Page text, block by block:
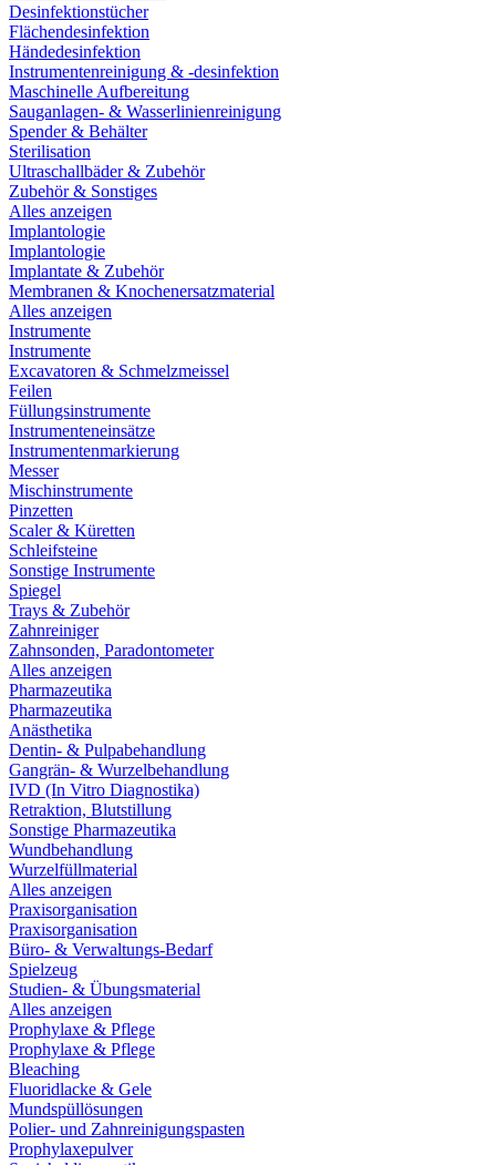
Desinfektionstücher
Flächendesinfektion
Händedesinfektion
Instrumentenreinigung & -desinfektion
Maschinelle Aufbereitung
Sauganlagen- & Wasserlinienreinigung
Spender & Behälter
Sterilisation
Ultraschallbäder & Zubehör
Zubehör & Sonstiges
Alles anzeigen
Implantologie
Implantologie
Implantate & Zubehör
Membranen & Knochenersatzmaterial
Alles anzeigen
Instrumente
Instrumente
Excavatoren & Schmelzmeissel
Feilen
Füllungsinstrumente
Instrumenteneinsätze
Instrumentenmarkierung
Messer
Mischinstrumente
Pinzetten
Scaler & Küretten
Schleifsteine
Sonstige Instrumente
Spiegel
Trays & Zubehör
Zahnreiniger
Zahnsonden, Paradontometer
Alles anzeigen
Pharmazeutika
Pharmazeutika
Anästhetika
Dentin- & Pulpabehandlung
Gangrän- & Wurzelbehandlung
IVD (In Vitro Diagnostika)
Retraktion, Blutstillung
Sonstige Pharmazeutika
Wundbehandlung
Wurzelfüllmaterial
Alles anzeigen
Praxisorganisation
Praxisorganisation
Büro- & Verwaltungs-Bedarf
Spielzeug
Studien- & Übungsmaterial
Alles anzeigen
Prophylaxe & Pflege
Prophylaxe & Pflege
Bleaching
Fluoridlacke & Gele
Mundspüllösungen
Polier- und Zahnreinigungspasten
Prophylaxepulver